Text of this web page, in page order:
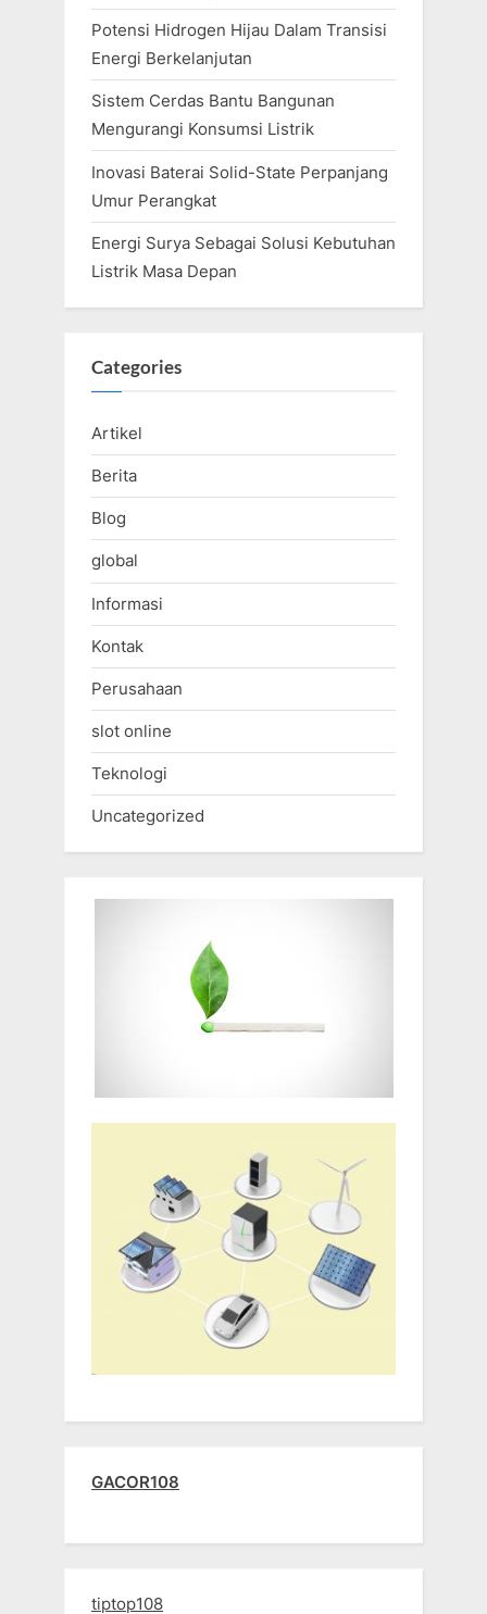
Potensi Hidrogen Hijau Dalam Transisi
Energi Berkelanjutan
Sistem Cerdas Bantu Bangunan
Mengurangi Konsumsi Listrik
Inovasi Baterai Solid-State Perpanjang
Umur Perangkat
Energi Surya Sebagai Solusi Kebutuhan
Listrik Masa Depan
Categories
Artikel
Berita
Blog
global
Informasi
Kontak
Perusahaan
slot online
Teknologi
Uncategorized
GACOR108
tiptop108